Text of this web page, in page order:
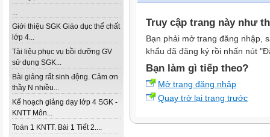
...
Giới thiệu SGK Giáo dục thể chất
lớp 4...
Tài liệu phục vụ bồi dưỡng GV
sử dụng SGK...
Bài giảng rất sinh động. Cảm ơn
thầy N nhiều...
Kế hoạch giảng dạy lớp 4 SGK -
KNTT Môn...
Toán 1 KNTT. Bài 1 Tiết 2....
Truy cập trang này như
Bạn phải mở trang đăng nhập,
khẩu đã đăng ký rồi nhấn nút
Bạn làm gì tiếp theo?
Mở trang đăng nhập
Quay trở lại trang trước